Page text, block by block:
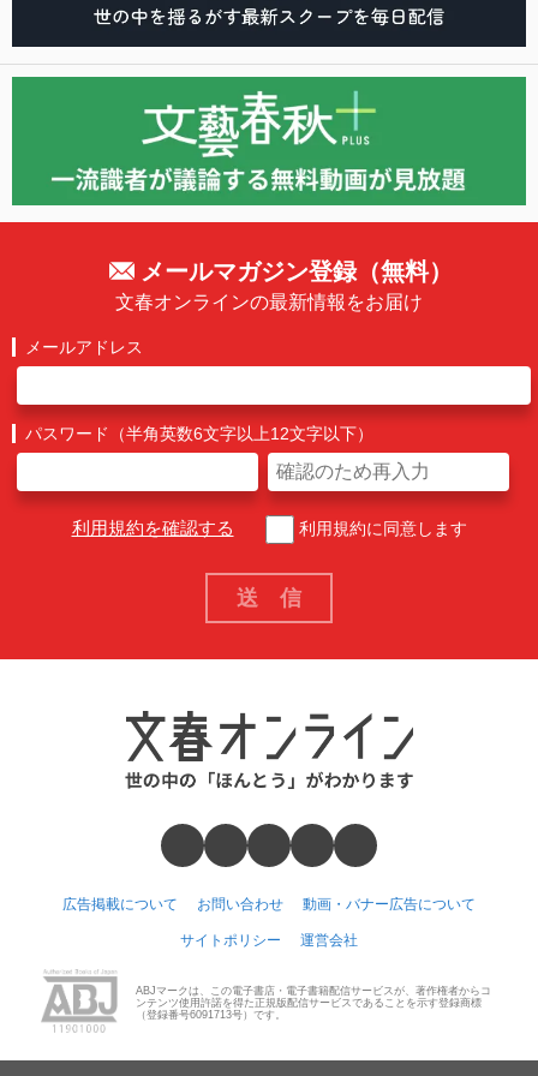
メールマガジン登録（無料）
文春オンラインの最新情報をお届け
メールアドレス
パスワード（半角英数6文字以上12文字以下）
利用規約を確認する 利用規約に同意します
広告掲載について お問い合わせ 動画・バナー広告について
サイトポリシー 運営会社
ABJマークは、この電子書店・電子書籍配信サービスが、著作権者からコ
ンテンツ使用許諾を得た正規版配信サービスであることを示す登録商標
（登録番号6091713号）です。